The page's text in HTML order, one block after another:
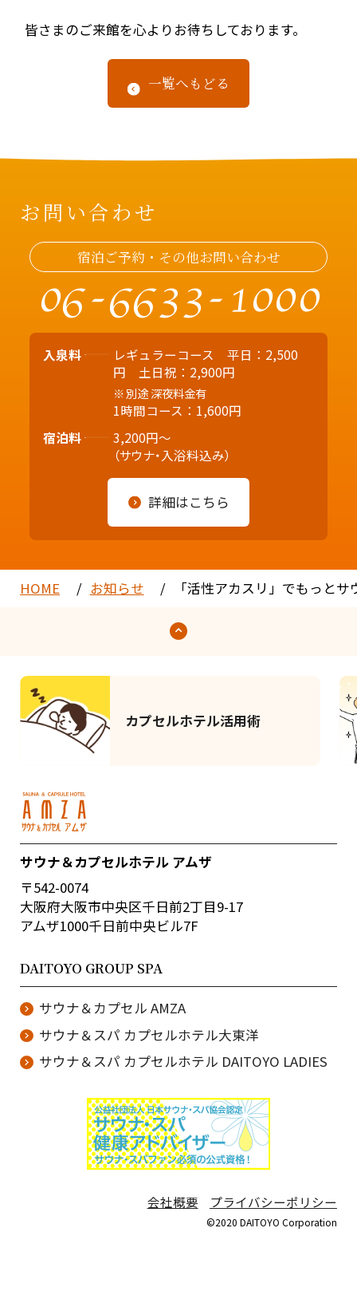
皆さまのご来館を心よりお待ちしております。
一覧へもどる
お問い合わせ
宿泊ご予約・その他お問い合わせ
06-6633-1000
入泉料
レギュラーコース 平日：2,500
円 土日祝：2,900円
別途 深夜料金有
1時間コース：1,600円
宿泊料
3,200円～
（サウナ・入浴料込み）
詳細はこちら
HOME お知らせ 「活性アカスリ」でもっと
カプセルホテル活用術
サウナ＆カプセルホテル アムザ
〒542-0074
大阪府大阪市中央区千日前2丁目9-17
アムザ1000千日前中央ビル7F
DAITOYO GROUP SPA
サウナ＆カプセル AMZA
サウナ＆スパ カプセルホテル大東洋
サウナ＆スパ カプセルホテル DAITOYO LADIES
会社概要 プライバシーポリシー
©2020 DAITOYO Corporation